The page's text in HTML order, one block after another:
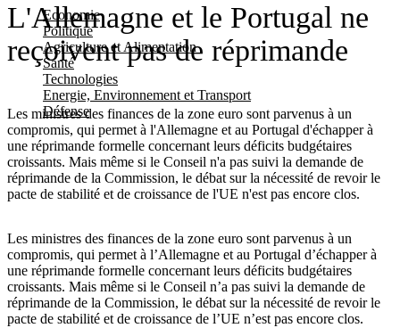
Economie
Politique
Agriculture et Alimentation
Santé
Technologies
Energie, Environnement et Transport
Défense
L'Allemagne et le Portugal ne
reçoivent pas de réprimande
Les ministres des finances de la zone euro sont parvenus à un
compromis, qui permet à l'Allemagne et au Portugal d'échapper à
une réprimande formelle concernant leurs déficits budgétaires
croissants. Mais même si le Conseil n'a pas suivi la demande de
réprimande de la Commission, le débat sur la nécessité de revoir le
pacte de stabilité et de croissance de l'UE n'est pas encore clos.
Les ministres des finances de la zone euro sont parvenus à un
compromis, qui permet à l’Allemagne et au Portugal d’échapper à
une réprimande formelle concernant leurs déficits budgétaires
croissants. Mais même si le Conseil n’a pas suivi la demande de
réprimande de la Commission, le débat sur la nécessité de revoir le
pacte de stabilité et de croissance de l’UE n’est pas encore clos.